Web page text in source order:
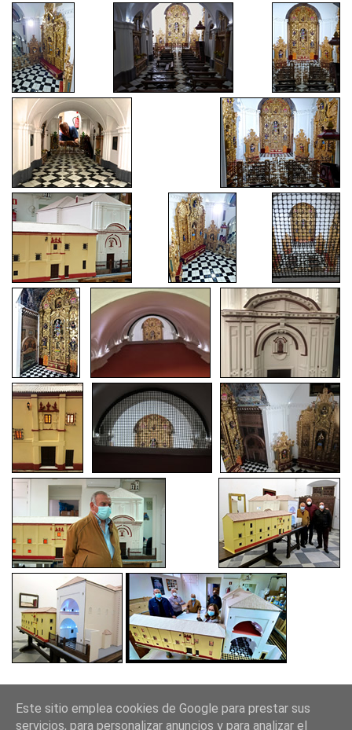
UN TRASPLANTE ES OTRO
NACIMIENTO
BELÉN DE LA SOLIDARIDAD - Convento de Santa Rosalía. c/ Cardenal
Este sitio emplea cookies de Google para prestar sus
servicios, para personalizar anuncios y para analizar el